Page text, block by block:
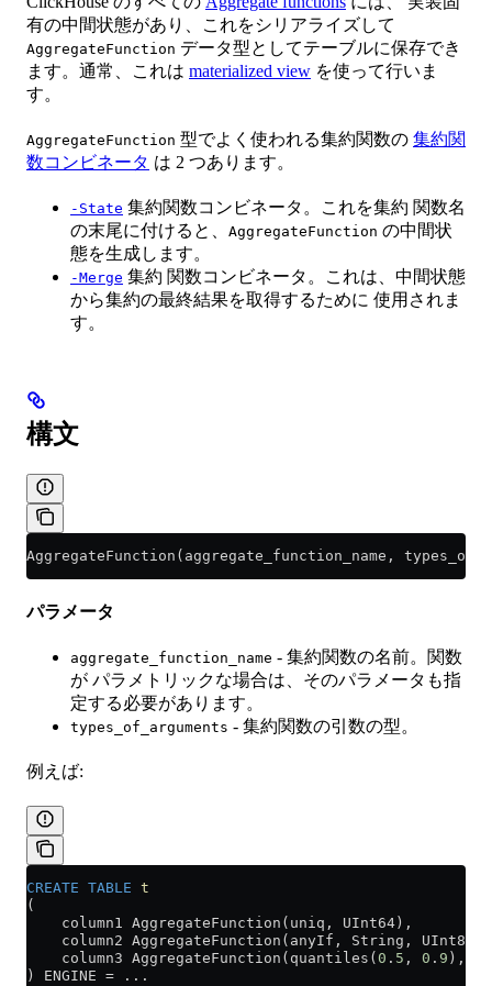
有の中間状態があり、これをシリアライズして
AggregateFunction データ型としてテーブルに保存でき
ます。通常、これは materialized view を使って行いま
す。
AggregateFunction 型でよく使われる集約関数の 集約関
数コンビネータ は 2 つあります。
-State 集約関数コンビネータ。これを集約 関数名
の末尾に付けると、 AggregateFunction の中間状
態を生成します。
-Merge 集約 関数コンビネータ。これは、中間状態
から集約の最終結果を取得するために 使用されま
す。
構文
AggregateFunction(aggregate_function_name,
パラメータ
aggregate_function_name - 集約関数の名前。関数
が パラメトリックな場合は、そのパラメータも指
定する必要があります。
types_of_arguments - 集約関数の引数の型。
例えば:
CREATE TABLE t
(
    column1 AggregateFunction(uniq, UInt64),
    column2 AggregateFunction(anyIf, String, UInt8),
    column3 AggregateFunction(quantiles(
0 . 5 , 0 . 9 ),
) ENGINE = ...